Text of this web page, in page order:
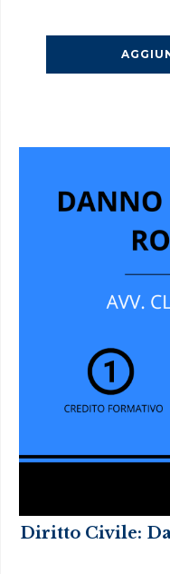
Diritto Civile: